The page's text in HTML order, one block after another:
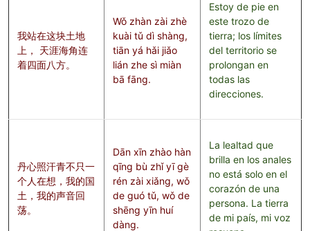
我站在这块土地
上， 天涯海角连
着四面八方。
Wǒ zhàn zài zhè
kuài tǔ dì shàng,
tiān yá hǎi jiǎo
lián zhe sì miàn
bā fāng.
Estoy de pie en
este trozo de
tierra; los límites
del territorio se
prolongan en
todas las
direcciones.
丹心照汗青不只一
个人在想，我的国
土，我的声音回
荡。
Dān xīn zhào hàn
qīng bù zhǐ yī gè
rén zài xiǎng, wǒ
de guó tǔ, wǒ de
shēng yīn huí
dàng.
La lealtad que
brilla en los anales
no está solo en el
corazón de una
persona. La tierra
de mi país, mi voz